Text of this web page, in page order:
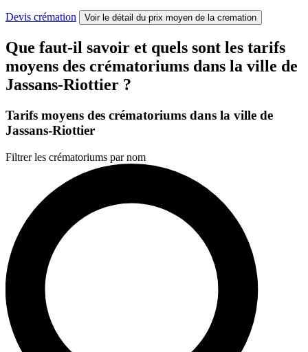
Devis crémation Voir le détail du prix moyen de la cremation
Que faut-il savoir et quels sont les tarifs
moyens des crématoriums dans la ville de
Jassans-Riottier ?
Tarifs moyens des crématoriums dans la ville de
Jassans-Riottier
Filtrer les crématoriums par nom